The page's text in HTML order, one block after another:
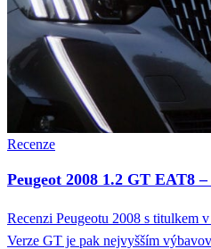
Recenze
Peugeot 2008 1.2 GT EAT8 –
Recenzi Peugeotu 2008 s titulkem
Verze GT je pak nejvyšším